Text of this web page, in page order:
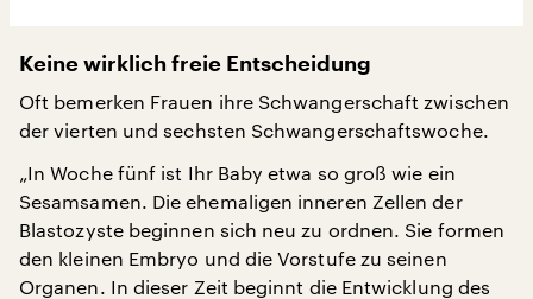
Keine wirklich freie Entscheidung
Oft bemerken Frauen ihre Schwangerschaft zwischen
der vierten und sechsten Schwangerschaftswoche.
„In Woche fünf ist Ihr Baby etwa so groß wie ein
Sesamsamen. Die ehemaligen inneren Zellen der
Blastozyste beginnen sich neu zu ordnen. Sie formen
den kleinen Embryo und die Vorstufe zu seinen
Organen. In dieser Zeit beginnt die Entwicklung des